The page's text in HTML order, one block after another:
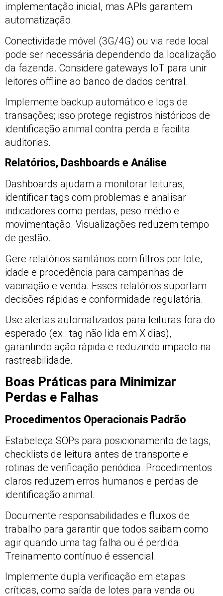
implementação inicial, mas APIs garantem
automatização.
Conectividade móvel (3G/4G) ou via rede local
pode ser necessária dependendo da localização
da fazenda. Considere gateways IoT para unir
leitores offline ao banco de dados central.
Implemente backup automático e logs de
transações; isso protege registros históricos de
identificação animal contra perda e facilita
auditorias.
Relatórios, Dashboards e Análise
Dashboards ajudam a monitorar leituras,
identificar tags com problemas e analisar
indicadores como perdas, peso médio e
movimentação. Visualizações reduzem tempo
de gestão.
Gere relatórios sanitários com filtros por lote,
idade e procedência para campanhas de
vacinação e venda. Esses relatórios suportam
decisões rápidas e conformidade regulatória.
Use alertas automatizados para leituras fora do
esperado (ex.: tag não lida em X dias),
garantindo ação rápida e reduzindo impacto na
rastreabilidade.
Boas Práticas para Minimizar
Perdas e Falhas
Procedimentos Operacionais Padrão
Estabeleça SOPs para posicionamento de tags,
checklists de leitura antes de transporte e
rotinas de verificação periódica. Procedimentos
claros reduzem erros humanos e perdas de
identificação animal.
Documente responsabilidades e fluxos de
trabalho para garantir que todos saibam como
agir quando uma tag falha ou é perdida.
Treinamento contínuo é essencial.
Implemente dupla verificação em etapas
críticas, como saída de lotes para venda ou